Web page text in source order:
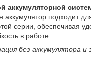
аккумуляторной
аккумулятор подходит
серии, обеспечивая
в работе.
без аккумулятора и